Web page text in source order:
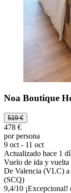
Noa Boutique
519 €
478 €
por persona
9 oct - 11 oct
Actualizado hace 1
Vuelo de ida y vuelta
De Valencia (VLC) a
(SCQ)
9,4/10 ¡Excepcional!